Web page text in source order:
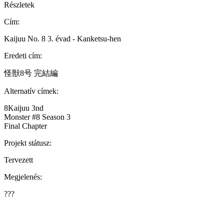
Részletek
Cím:
Kaijuu No. 8 3. évad - Kanketsu-hen
Eredeti cím:
怪獣8号 完結編
Alternatív címek:
8Kaijuu 3nd
Monster #8 Season 3
Final Chapter
Projekt státusz:
Tervezett
Megjelenés:
???